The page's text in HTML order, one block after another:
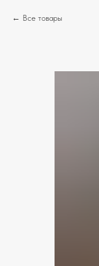
Все товары